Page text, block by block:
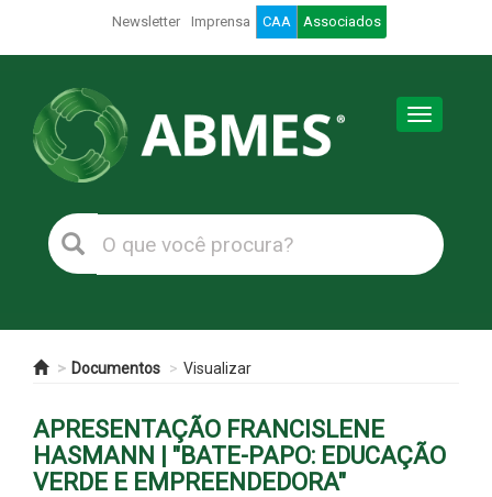
Newsletter Imprensa CAA Associados
Toggle
Documentos Visualizar
APRESENTAÇÃO FRANCISLENE
HASMANN | "BATE-PAPO: EDUCAÇÃO
VERDE E EMPREENDEDORA"